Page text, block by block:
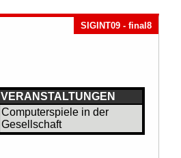
SIGINT09 - final8
VERANSTALTUNGEN
Computerspiele in der
Gesellschaft